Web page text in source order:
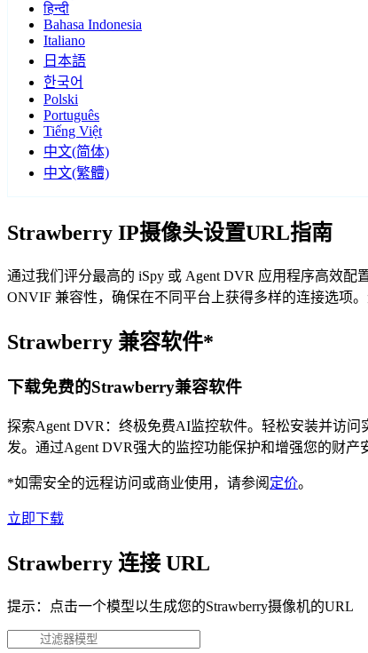
हिन्दी
Bahasa Indonesia
Italiano
日本語
한국어
Polski
Português
Tiếng Việt
中文(简体)
中文(繁體)
Strawberry IP摄像头设置URL指南
通过我们评分最高的 iSpy 或 Agent DVR 应用程序高效配
ONVIF 兼容性，确保在不同平台上获得多样的连接选项
Strawberry 兼容软件*
下载免费的Strawberry兼容软件
探索Agent DVR：终极免费AI监控软件。轻松安装并访
发。通过Agent DVR强大的监控功能保护和增强您的财产
*如需安全的远程访问或商业使用，请参阅 定价。
立即下载
Strawberry 连接 URL
提示：点击一个模型以生成您的Strawberry摄像机的URL